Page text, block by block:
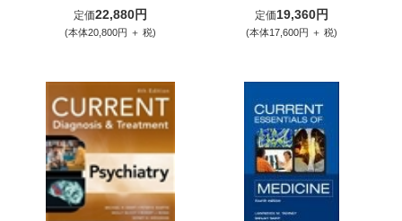
定価22,880円
(本体20,800円 ＋ 税)
定価19,360円
(本体17,600円 ＋ 税)